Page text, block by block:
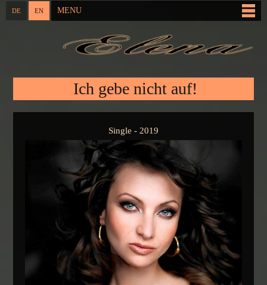
main
content
DE EN MENU
Ich gebe nicht auf!
Single - 2019